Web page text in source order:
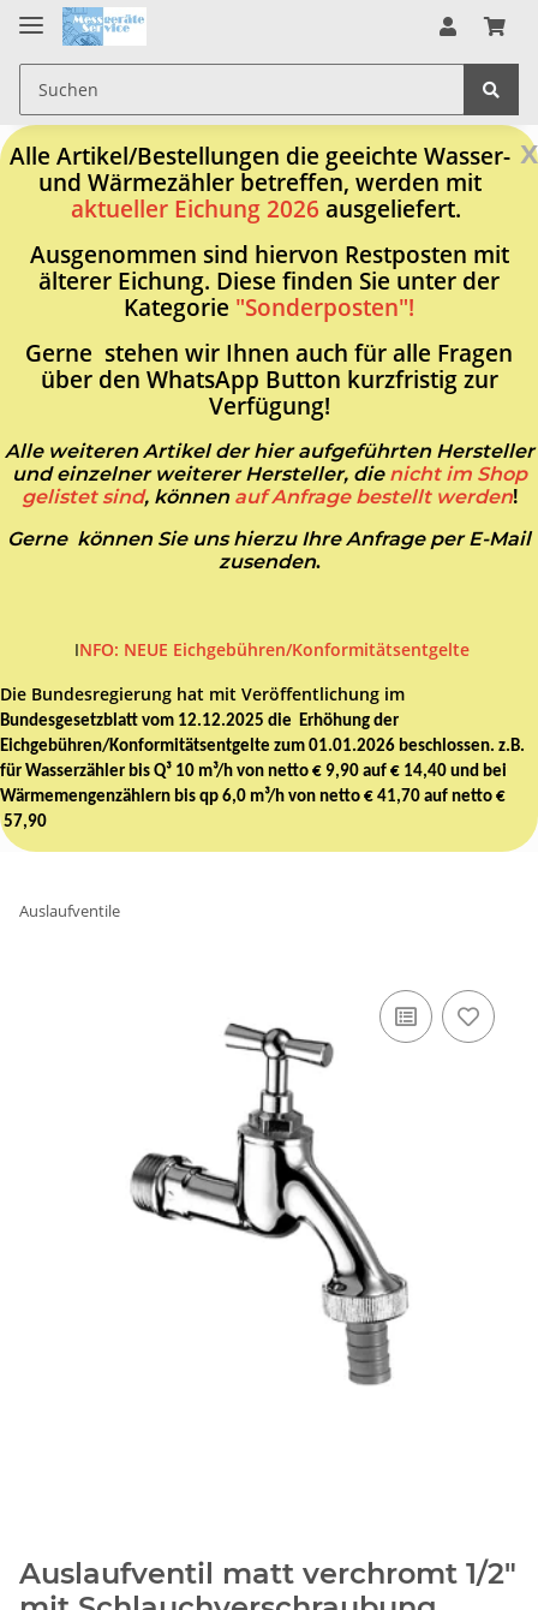
x
Alle Artikel/Bestellungen die geeichte Wasser-
und Wärmezähler betreffen, werden mit
aktueller Eichung 2026 ausgeliefert.
Ausgenommen sind hiervon Restposten mit
älterer Eichung. Diese finden Sie unter der
Kategorie "Sonderposten"!
Gerne stehen wir Ihnen auch für alle Fragen
über den WhatsApp Button kurzfristig zur
Verfügung!
Alle weiteren Artikel der hier aufgeführten Hersteller
und einzelner weiterer Hersteller, die nicht im Shop
gelistet sind, können auf Anfrage bestellt werden!
Gerne können Sie uns hierzu Ihre Anfrage per E-Mail
zusenden.
INFO: NEUE Eichgebühren/Konformitätsentgelte
Die Bundesregierung hat mit Veröffentlichung im
Bundesgesetzblatt vom 12.12.2025 die Erhöhung der
Eichgebühren/Konformitätsentgelte zum 01.01.2026 beschlossen. z.B.
für Wasserzähler bis Q³ 10 m³/h von netto € 9,90 auf € 14,40 und bei
Wärmemengenzählern bis qp 6,0 m³/h von netto € 41,70 auf netto €
57,90
Auslaufventile
Auslaufventil matt verchromt 1/2"